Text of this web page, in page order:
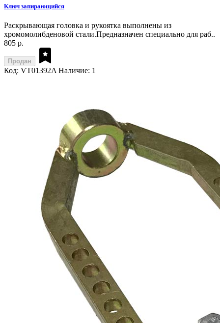
Ключ запирающийся
Раскрывающая головка и рукоятка выполнены из
хромомолибденовой стали.Предназначен специально для раб..
805 р.
Продан
Код: VT01392A Наличие: 1